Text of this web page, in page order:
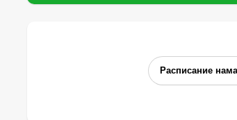
Расписание